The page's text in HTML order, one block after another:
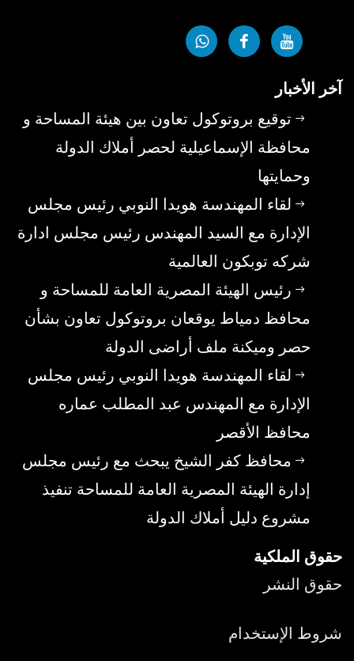
آخر الأخبار
توقيع بروتوكول تعاون بين هيئة المساحة و
محافظة الإسماعيلية لحصر أملاك الدولة
وحمايتها
لقاء المهندسة هويدا النوبي رئيس مجلس
الإدارة مع السيد المهندس رئيس مجلس ادارة
شركه توبكون العالمية
رئيس الهيئة المصرية العامة للمساحة و
محافظ دمياط يوقعان بروتوكول تعاون بشأن
حصر وميكنة ملف أراضى الدولة
لقاء المهندسة هويدا النوبي رئيس مجلس
الإدارة مع المهندس عبد المطلب عماره
محافظ الأقصر
محافظ كفر الشيخ يبحث مع رئيس مجلس
إدارة الهيئة المصرية العامة للمساحة تنفيذ
مشروع دليل أملاك الدولة
حقوق الملكية
حقوق النشر
شروط الإستخدام